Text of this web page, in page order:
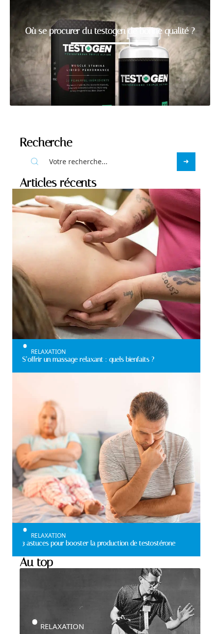
Où se procurer du testogen de bonne qualité ?
Recherche
Articles récents
RELAXATION
S’offrir un massage relaxant : quels bienfaits ?
RELAXATION
3 astuces pour booster la production de testostérone
Au top
RELAXATION